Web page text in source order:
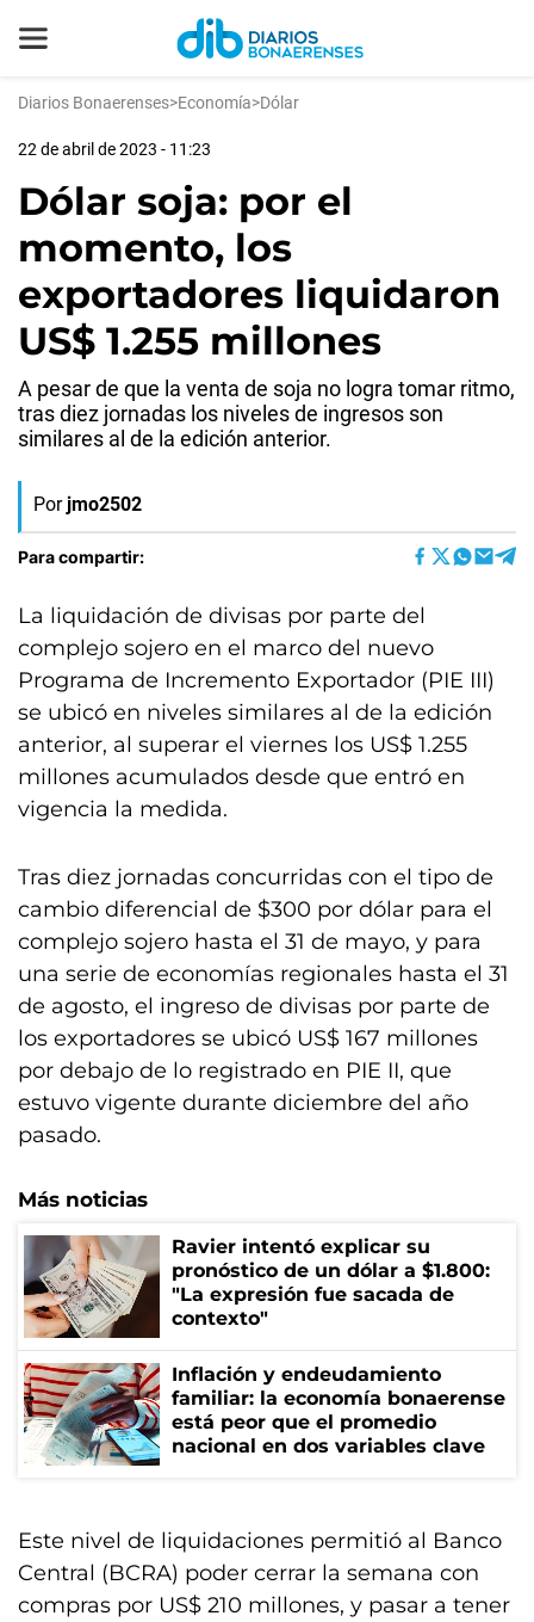
Diarios Bonaerenses>Economía>Dólar
22 de abril de 2023 - 11:23
Dólar soja: por el
momento, los
exportadores liquidaron
US$ 1.255 millones
A pesar de que la venta de soja no logra tomar ritmo,
tras diez jornadas los niveles de ingresos son
similares al de la edición anterior.
Por jmo2502
Para compartir:
La liquidación de divisas por parte del
complejo sojero en el marco del nuevo
Programa de Incremento Exportador (PIE III)
se ubicó en niveles similares al de la edición
anterior, al superar el viernes los US$ 1.255
millones acumulados desde que entró en
vigencia la medida.
Tras diez jornadas concurridas con el tipo de
cambio diferencial de $300 por dólar para el
complejo sojero hasta el 31 de mayo, y para
una serie de economías regionales hasta el 31
de agosto, el ingreso de divisas por parte de
los exportadores se ubicó US$ 167 millones
por debajo de lo registrado en PIE II, que
estuvo vigente durante diciembre del año
pasado.
Más noticias
Ravier intentó explicar su
pronóstico de un dólar a $1.800:
"La expresión fue sacada de
contexto"
Inflación y endeudamiento
familiar: la economía bonaerense
está peor que el promedio
nacional en dos variables clave
Este nivel de liquidaciones permitió al Banco
Central (BCRA) poder cerrar la semana con
compras por US$ 210 millones, y pasar a tener